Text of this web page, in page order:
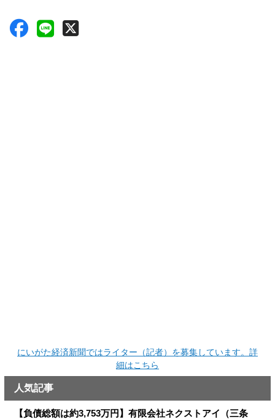
にいがた経済新聞ではライター（記者）を募集しています。詳
細はこちら
人気記事
【負債総額は約3,753万円】有限会社ネクストアイ（三条